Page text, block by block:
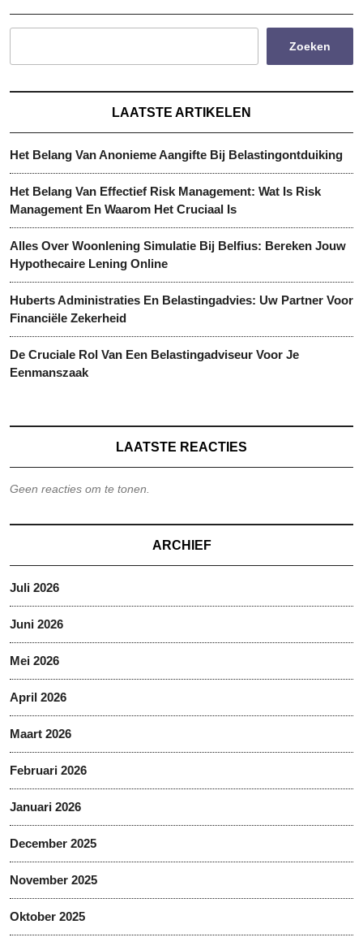
Zoeken
LAATSTE ARTIKELEN
Het Belang Van Anonieme Aangifte Bij Belastingontduiking
Het Belang Van Effectief Risk Management: Wat Is Risk
Management En Waarom Het Cruciaal Is
Alles Over Woonlening Simulatie Bij Belfius: Bereken Jouw
Hypothecaire Lening Online
Huberts Administraties En Belastingadvies: Uw Partner Voor
Financiële Zekerheid
De Cruciale Rol Van Een Belastingadviseur Voor Je
Eenmanszaak
LAATSTE REACTIES
Geen reacties om te tonen.
ARCHIEF
Juli 2026
Juni 2026
Mei 2026
April 2026
Maart 2026
Februari 2026
Januari 2026
December 2025
November 2025
Oktober 2025